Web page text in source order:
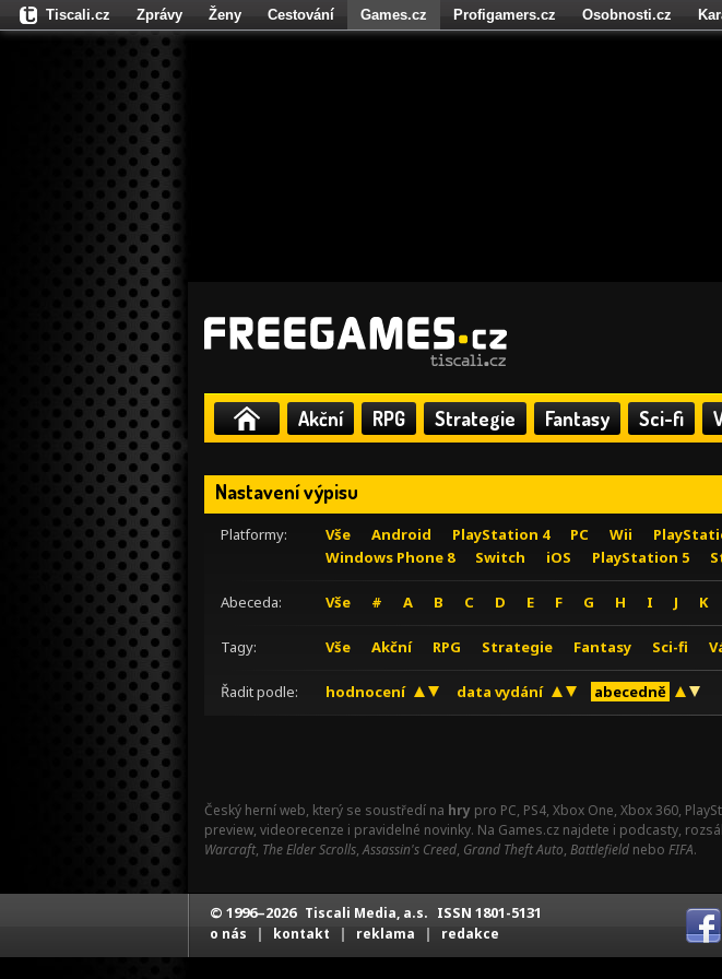
Akční RPG Strategie Fantasy Sci-fi
Nastavení výpisu
Platformy: Vše Android PlayStation 4 PC Wii
Windows Phone 8
Switch iOS PlayStation 5
Abeceda: Vše # A B C D E F G H I J K
Tagy: Vše Akční RPG Strategie Fantasy Sci-fi
Řadit podle: hodnocení data vydání abecedně
Český herní web, který se soustředí na hry pro PC, PS4, Xbox One, Xbox 360,
preview, videorecenze i pravidelné novinky. Na Games.cz najdete i podcasty,
Warcraft, The Elder Scrolls,Assassin's Creed, Grand Theft Auto, Battlefield nebo FIFA.
Tiscali.cz Zprávy Ženy Cestování Games.cz Profigamers.cz Osobnosti.cz
Fights.cz
© 1996–2026 Tiscali Media, a.s. ISSN 1801-5131
o nás | kontakt | reklama | redakce